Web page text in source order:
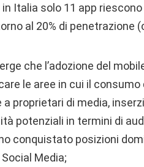
Italia solo 11 app
al 20% di penetrazione
che l’adozione del
le aree in cui il
proprietari di media,
potenziali in termini di
conquistato posizioni
Media;